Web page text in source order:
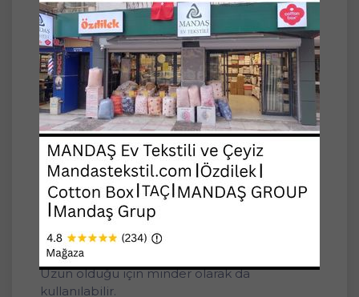
kılıfı da gönderilecektir. Yastık kılıfları stok
durumuna göre karışık renklerde
gönderilecektir.
Yastık Kılıfı: %100 Pamuk Ranforce
Silikon yastıklar gibi terletme yapmaz.
Daha sağlıklı uyumanıza yardımcı olur.
Uyku konforu yüksektir.
*Görseller tanıtım amaçlıdır. Size ilanda
belirtilen ölçüdeki yastık gönderilecektir.
Uzun olduğu için minder olarak da
kullanılabilir.